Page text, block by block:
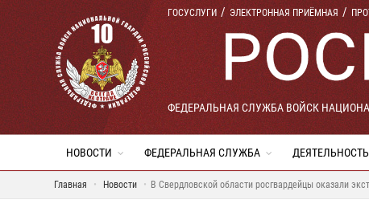
ГОСУСЛУГИ ЭЛЕКТРОННАЯ ПРИЁМНАЯ
ФЕДЕРАЛЬНАЯ СЛУЖБА ВОЙСК
НОВОСТИ ФЕДЕРАЛЬНАЯ СЛУЖБА ДЕЯТЕЛЬНОСТЬ
Главная Новости В Свердловской области росгвардейцы оказали